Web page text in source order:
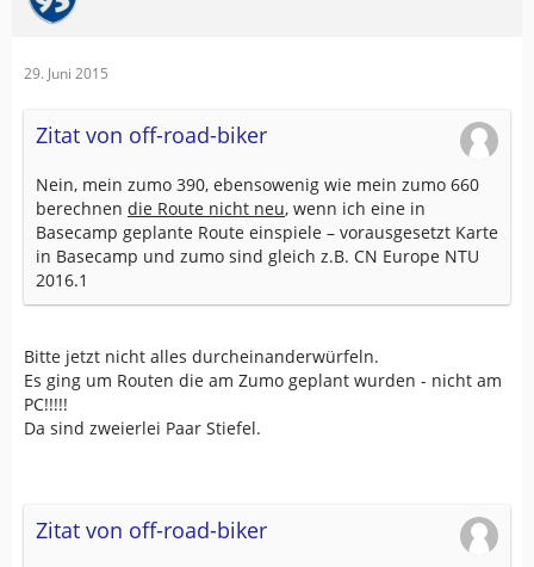
29. Juni 2015
Zitat von off-road-biker
Nein, mein zumo 390, ebensowenig wie mein zumo 660
berechnen die Route nicht neu, wenn ich eine in
Basecamp geplante Route einspiele – vorausgesetzt Karte
in Basecamp und zumo sind gleich z.B. CN Europe NTU
2016.1
Bitte jetzt nicht alles durcheinanderwürfeln.
Es ging um Routen die am Zumo geplant wurden - nicht am
PC!!!!!
Da sind zweierlei Paar Stiefel.
Zitat von off-road-biker